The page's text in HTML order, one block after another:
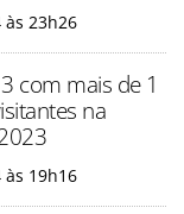
às 23h26
com mais de 1
na
às 19h16